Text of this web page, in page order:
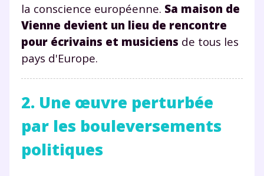
la conscience européenne. Sa maison de
Vienne devient un lieu de rencontre
pour écrivains et musiciens de tous les
pays d'Europe.
2. Une œuvre perturbée
par les bouleversements
politiques